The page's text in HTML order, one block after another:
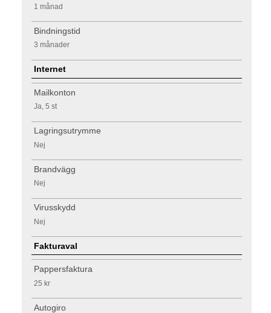
1 månad
Bindningstid
3 månader
Internet
Mailkonton
Ja, 5 st
Lagringsutrymme
Nej
Brandvägg
Nej
Virusskydd
Nej
Fakturaval
Pappersfaktura
25 kr
Autogiro